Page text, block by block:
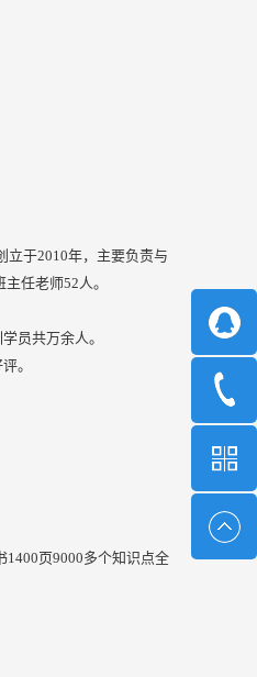
立于2010年，主要负责与
任老师52人。
员共万余人。
。
页9000多个知识点全